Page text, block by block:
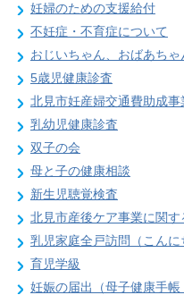
妊婦のための支援給付
不妊症・不育症について
おじいちゃん、おばあちゃんの
5歳児健康診査
北見市妊産婦交通費助成事
乳幼児健康診査
双子の会
母と子の健康相談
新生児聴覚検査
北見市産後ケア事業に関す
乳児家庭全戸訪問（こん
育児学級
妊娠の届出（母子健康手帳